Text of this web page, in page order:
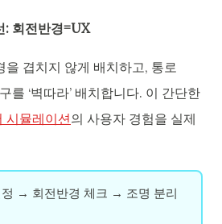
: 회전반경=UX
을 겹치지 않게 배치하고, 통로
를 ‘벽따라’ 배치합니다. 이 간단한
시뮬레이션의 사용자 경험을 실제
정 → 회전반경 체크 → 조명 분리